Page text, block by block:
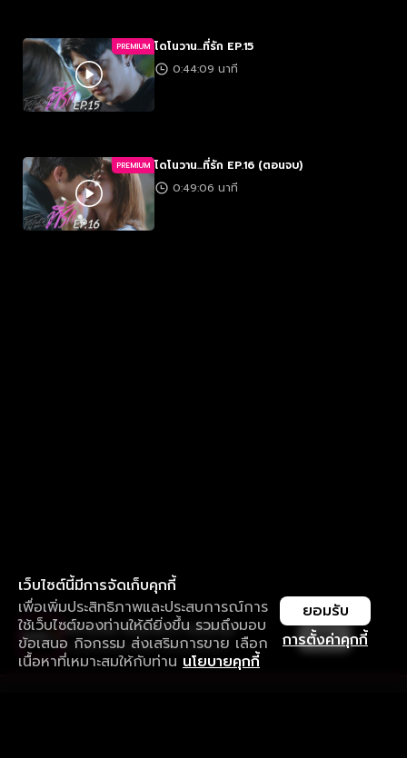
PREMIUM โดโนวาน...ที่รัก EP.15
0:44:09 นาที
PREMIUM โดโนวาน...ที่รัก EP.16 (ตอนจบ)
0:49:06 นาที
เว็บไซต์นี้มีการจัดเก็บคุกกี้
เพื่อเพิ่มประสิทธิภาพและประสบการณ์การ
ใช้เว็บไซต์ของท่านให้ดียิ่งขึ้น รวมถึงมอบ
ข้อเสนอ กิจกรรม ส่งเสริมการขาย เลือก
เนื้อหาที่เหมาะสมให้กับท่าน นโยบายคุกกี้
การตั้งค่าคุกกี้
ยอมรับ
ใช้งานแอป ลื่นไหลกว่า ไม่มีสะดุด
ดาวน์โหลดแอปเพื่อการรับชมที่ดีกว่า เปิด